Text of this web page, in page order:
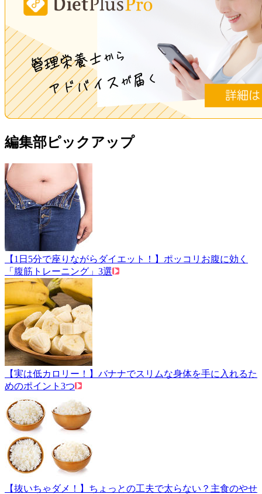
編集部ピックアップ
【1日5分で座りながらダイエット！】ポッコリお腹に効く
「腹筋トレーニング」3選
【実は低カロリー！】バナナでスリムな身体を手に入れるた
めのポイント3つ
【抜いちゃダメ！】ちょっとの工夫で太らない？主食のやせ